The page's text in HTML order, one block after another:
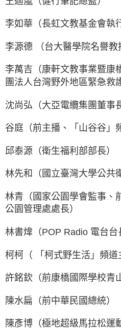
李如華（長虹文教基金會執
李源德 （台大醫學院名譽教
李萬吉（康軒文教事業暨康
團法人台灣野外地區緊急救
沈尚弘（大亞電纜集團董事
谷庭（前主播、「山谷谷」
邱泰源（衛生福利部部長）
林先和（國立臺灣大學公共
林青（國家公園學會監事、
公園管理處處長）
林書煒（POP Radio 電台台
柯柯（ 「柯式野生活」頻道
許銘欽（前康橋國際學校青
陳水扁（前中華民國總統）
陳彥博（極地超級馬拉松運